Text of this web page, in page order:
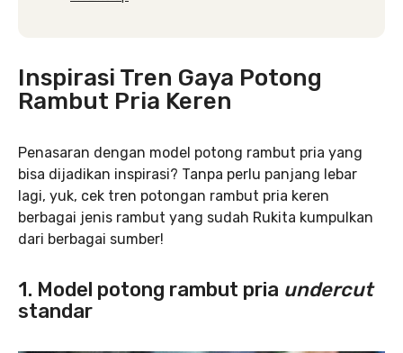
Inspirasi Tren Gaya Potong
Rambut Pria Keren
Penasaran dengan model potong rambut pria yang
bisa dijadikan inspirasi? Tanpa perlu panjang lebar
lagi, yuk, cek tren potongan rambut pria keren
berbagai jenis rambut yang sudah Rukita kumpulkan
dari berbagai sumber!
1. Model potong rambut pria undercut
standar